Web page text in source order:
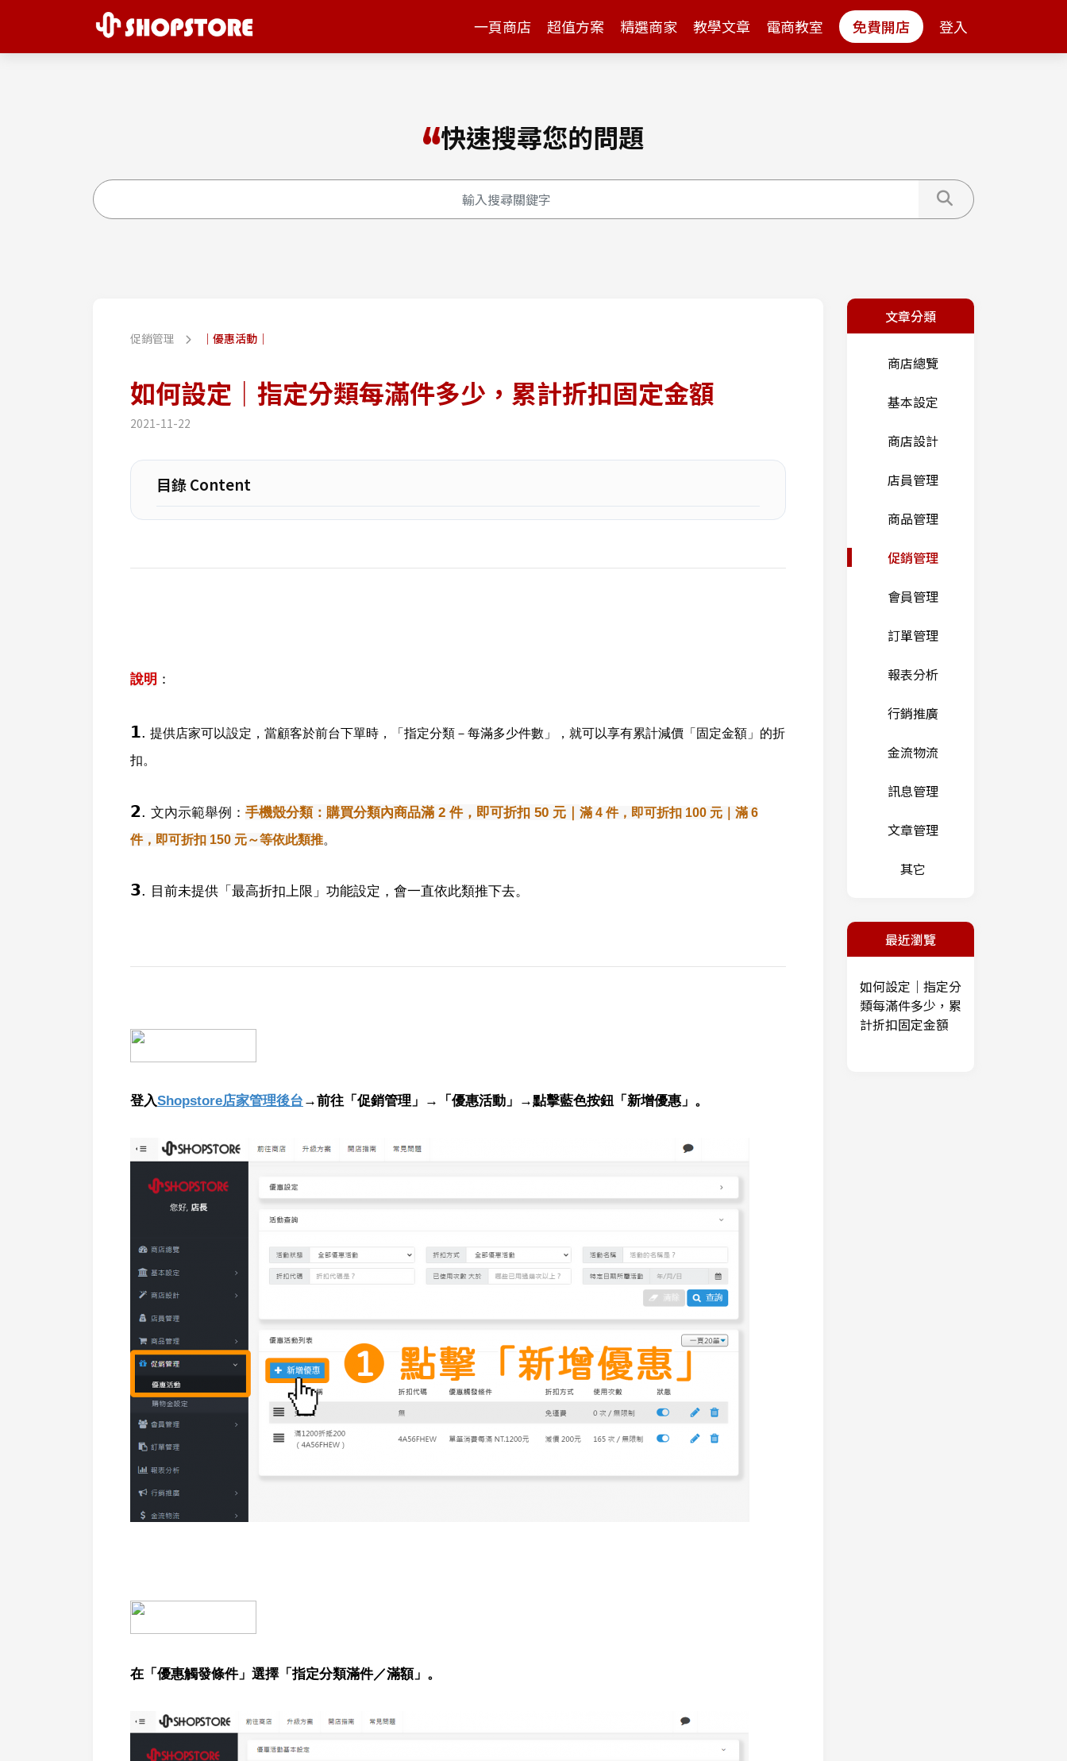
一頁商店 超值方案 精選商家 教學文章 電商教室 免費開店 登入
快速搜尋您的問題
促銷管理 ｜優惠活動｜
如何設定｜指定分類每滿件多少，累計折扣固定金額
2021-11-22
目錄 Content
說明 ：
𝟭. 提供店家可以設定，當顧客於前台下單時， 「指定分類－每滿多少件數」
，就可以享有累計減價「固定金額」的折
扣。
𝟮. 文內示範舉例： 手機殼分類：購買分類內商品滿 2 件，即可折扣 50 元｜ 滿 4 件，即可折扣 100 元｜ 滿 6
件，即可折扣 150 元～等依此類推。
𝟯. 目前未提供「最高折扣上限」功能設定，會一直依此類推下去。
登入Shopstore店家管理後台 →前往「促銷管理」→「優惠活動」→點擊藍色按鈕「新增優惠」。
在「優惠觸發條件」選擇「指定分類滿件／滿額」。
文章分類
商店總覽
基本設定
商店設計
店員管理
商品管理
促銷管理
會員管理
訂單管理
報表分析
行銷推廣
金流物流
訊息管理
文章管理
其它
最近瀏覽
如何設定｜指定分
類每滿件多少，累
計折扣固定金額